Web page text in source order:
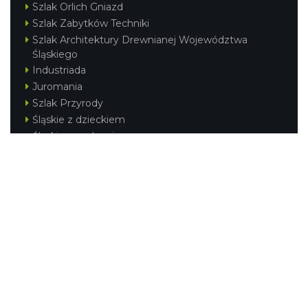
Szlak Orlich Gniazd
Szlak Zabytków Techniki
Szlak Architektury Drewnianej Województwa
Śląskiego
Industriada
Juromania
Szlak Przyrody
Śląskie z dzieckiem
Śląskie po zdrowie